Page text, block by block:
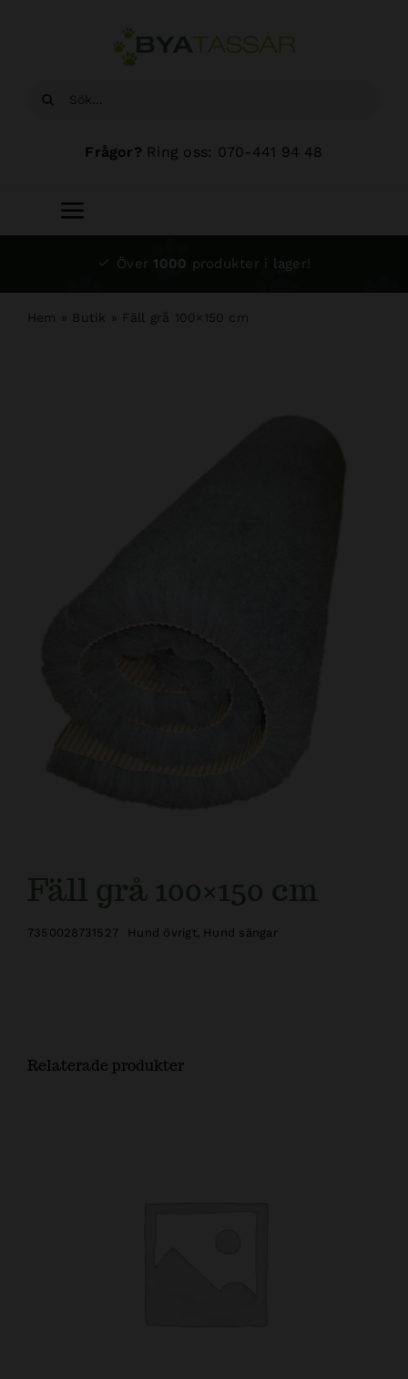
Sök
Frågor? Ring oss: 070-441 94 48
Toggle
Navigation
Över 1000 produkter i lager!
Hem » Butik » Fäll grå 100×150 cm
Fäll grå 100×150 cm
7350028731527 Hund övrigt, Hund sängar
Relaterade produkter